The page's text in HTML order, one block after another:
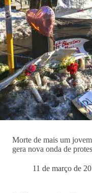
Morte de mais um
gera nova onda de
11 de março de